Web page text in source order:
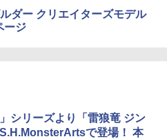
ダー クリエイターズモデル
ージ
」シリーズより「雷狼竜 ジン
で登場！ 本